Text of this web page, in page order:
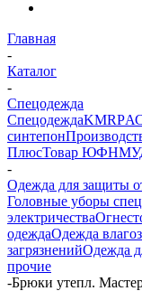
Главная
-
Каталог
-
Спецодежда
СпецодеждаKMR
синтепон
ПлюсТовар ЮФНМ
-
Одежда для защиты
Головные уборы
электричества
одеждаОдежда
загрязненийОдежда
прочие
-Брюки утепл.